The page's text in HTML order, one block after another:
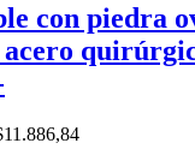
con piedra